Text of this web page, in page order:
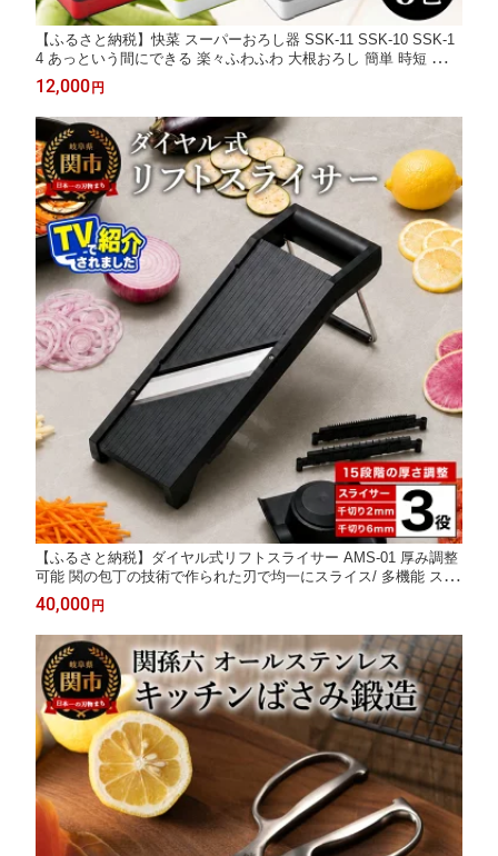
【ふるさと納税】快菜 スーパーおろし器 SSK-11 SSK-10 SSK-1
4 あっという間にできる 楽々ふわふわ 大根おろし 簡単 時短 滑り
止め 受け皿 水切り付 サンクラフト 山芋 りんご チーズ 調理器 キ
ッチン 調理器具 食洗機不可 しゃきふわ
12,000 円
【ふるさと納税】ダイヤル式リフトスライサー AMS-01 厚み調整
可能 関の包丁の技術で作られた刃で均一にスライス/ 多機能 スラ
イサー 調理器具 千切り 野菜 果物 指ガード 安全ホルダー 日本製
抜群の切れ味 TV番組「所さんお届けモノです!」で紹介されまし
た(2025.6.14)」
40,000 円